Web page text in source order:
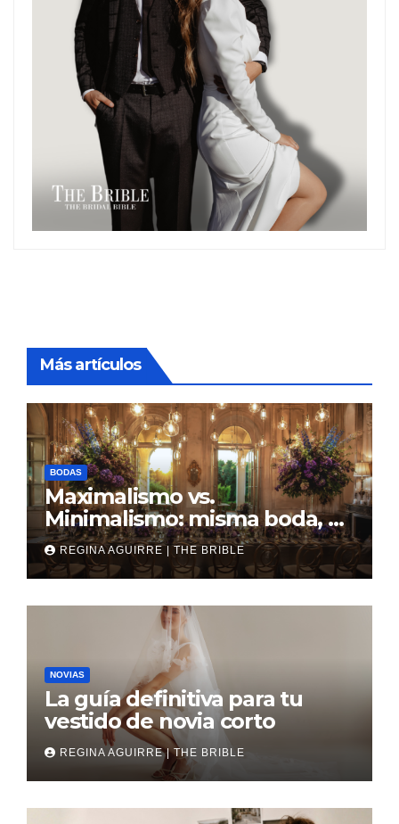
Más artículos
BODAS
Maximalismo vs.
Minimalismo: misma boda, al
revés
REGINA AGUIRRE | THE BRIBLE
NOVIAS
La guía definitiva para tu
vestido de novia corto
REGINA AGUIRRE | THE BRIBLE